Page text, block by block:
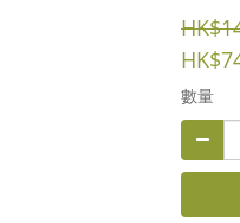
數量